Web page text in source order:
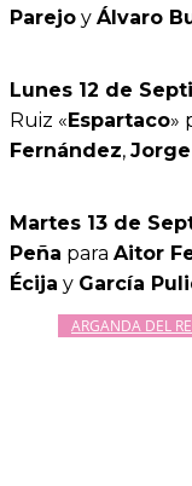
Parejo y Álvaro
Lunes 12 de
Ruiz «Espartaco»
Fernández,
Martes 13 de
Peña para Aitor
Écija y García
ARGANDA DEL